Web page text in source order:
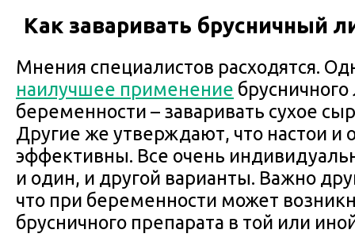
Как заваривать брусничный
Мнения специалистов расходятся.
наилучшее применение брусничного
беременности – заваривать сухое
Другие же утверждают, что настои и
эффективны. Все очень
и один, и другой варианты. Важно
что при беременности может
брусничного препарата в той или